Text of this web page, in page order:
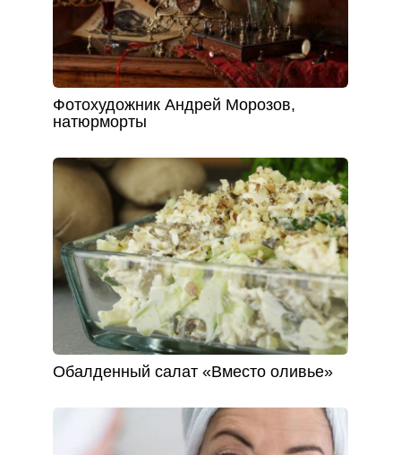
Фотохудожник Андрей Морозов,
натюрморты
Обалденный салат «Вместо оливье»